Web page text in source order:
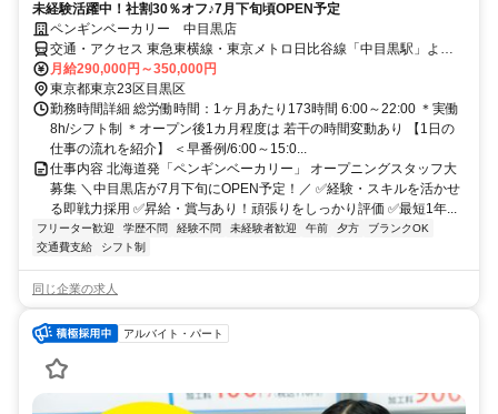
未経験活躍中！社割30％オフ♪7月下旬頃OPEN予定
ペンギンベーカリー 中目黒店
交通・アクセス 東急東横線・東京メトロ日比谷線「中目黒駅」より
徒歩8分、東急田園都市線「池尻大橋駅」より徒歩14分、東急東横線
「代官山駅」より徒歩14分
月給290,000円～350,000円
東京都東京23区目黒区
勤務時間詳細 総労働時間：1ヶ月あたり173時間 6:00～22:00 ＊実働
8h/シフト制 ＊オープン後1カ月程度は 若干の時間変動あり 【1日の
仕事の流れを紹介】 ＜早番例/6:00～15:0...
仕事内容 北海道発「ペンギンベーカリー」 オープニングスタッフ大
募集 ＼中目黒店が7月下旬にOPEN予定！／ ✅経験・スキルを活かせ
る即戦力採用 ✅昇給・賞与あり！頑張りをしっかり評価 ✅最短1年...
フリーター歓迎 学歴不問 経験不問 未経験者歓迎 午前 夕方
ブランクOK
交通費支給
シフト制
同じ企業の求人
アルバイト・パート